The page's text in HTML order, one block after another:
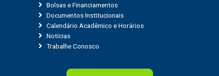
Bolsas e Financiamentos
Documentos Institucionais
Calendário Acadêmico e Horários
Notícias
Trabalhe Conosco